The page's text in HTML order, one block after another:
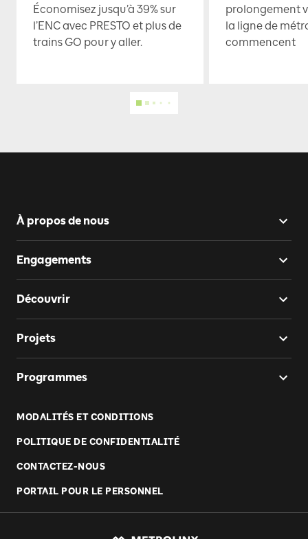
Économisez jusqu’à 39% sur
l’ENC avec PRESTO et plus de
trains GO pour y aller.
prolongement
la ligne de
commencent
À propos de nous
Engagements
Découvrir
Projets
Programmes
MODALITÉS ET CONDITIONS
POLITIQUE DE CONFIDENTIALITÉ
CONTACTEZ-NOUS
PORTAIL POUR LE PERSONNEL